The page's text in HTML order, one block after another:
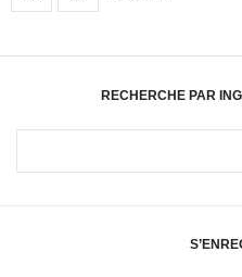
RECHERCHE PAR